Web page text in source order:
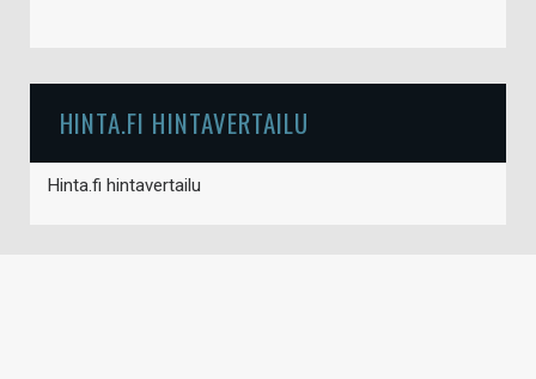
HINTA.FI HINTAVERTAILU
Hinta.fi hintavertailu